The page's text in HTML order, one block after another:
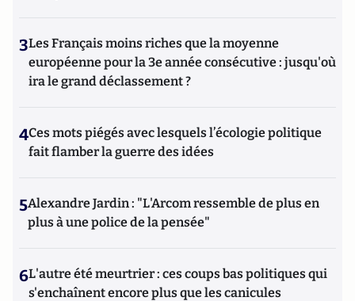
3Les Français moins riches que la moyenne
européenne pour la 3e année consécutive : jusqu'où
ira le grand déclassement ?
4Ces mots piégés avec lesquels l’écologie politique
fait flamber la guerre des idées
5Alexandre Jardin : "L'Arcom ressemble de plus en
plus à une police de la pensée"
6L'autre été meurtrier : ces coups bas politiques qui
s'enchaînent encore plus que les canicules